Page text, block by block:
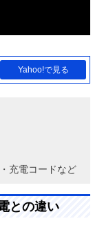
Yahoo!で見る
充電コードなど
との違い